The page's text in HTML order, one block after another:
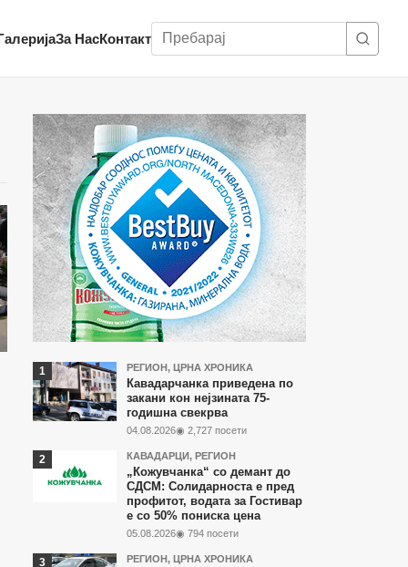
За НасКонтакт
Пребарај
Најчитани
во
последните
7
дена
РЕГИОН, ЦРНА ХРОНИКА
Кавадарчанка приведена по
закани кон нејзината 75-
годишна свекрва
04.08.2026◉ 2,727 посети
КАВАДАРЦИ, РЕГИОН
„Кожувчанка“ со демант до
СДСМ: Солидарноста е пред
профитот, водата за Гостивар
е со 50% пониска цена
05.08.2026◉ 794 посети
РЕГИОН, ЦРНА ХРОНИКА